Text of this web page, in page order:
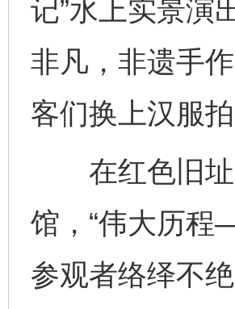
记”水上实景演
非凡，非遗手
客们换上汉服
在红色旧址
馆，“伟大历
参观者络绎不